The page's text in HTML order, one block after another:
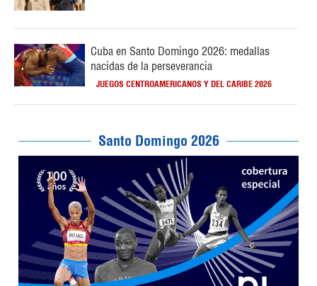
Cuba en Santo Domingo 2026: medallas
nacidas de la perseverancia
JUEGOS CENTROAMERICANOS Y DEL CARIBE 2026
Santo Domingo 2026